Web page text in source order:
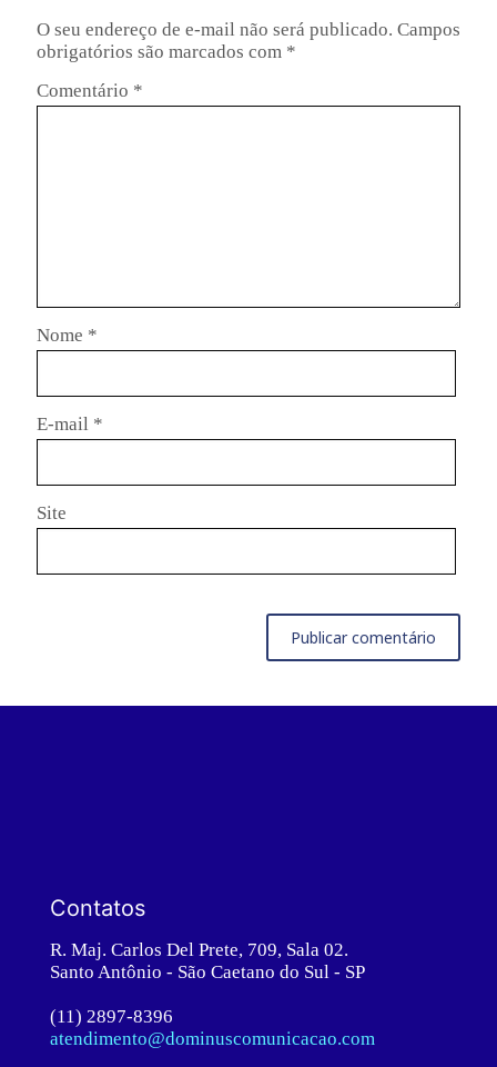
O seu endereço de e-mail não será publicado. Campos
obrigatórios são marcados com *
Comentário *
Nome *
E-mail *
Site
Contatos
R. Maj. Carlos Del Prete, 709, Sala 02.
Santo Antônio - São Caetano do Sul - SP
(11) 2897-8396
atendimento@dominuscomunicacao.com